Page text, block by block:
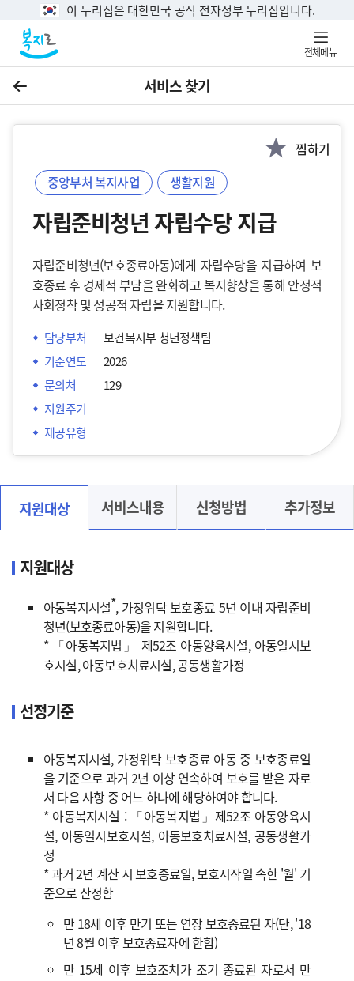
이 누리집은 대한민국 공식 전자정부 누리집입니다.
전체메뉴
이전 서비스 찾기
찜하기
중앙부처 복지사업
생활지원
자립준비청년 자립수당 지급
자립준비청년(보호종료아동)에게 자립수당을 지급하여 보
호종료 후 경제적 부담을 완화하고 복지향상을 통해 안정적
사회정착 및 성공적 자립을 지원합니다.
담당부처
보건복지부 청년정책팀
기준연도
2026
문의처
129
지원주기
제공유형
지원대상 서비스내용 신청방법 추가정보
지원대상
아동복지시설*, 가정위탁 보호종료 5년 이내 자립준비
청년(보호종료아동)을 지원합니다.
* 「아동복지법」 제52조 아동양육시설, 아동일시보
호시설, 아동보호치료시설, 공동생활가정
선정기준
아동복지시설, 가정위탁 보호종료 아동 중 보호종료일
을 기준으로 과거 2년 이상 연속하여 보호를 받은 자로
서 다음 사항 중 어느 하나에 해당하여야 합니다.
* 아동복지시설 : 「아동복지법」제52조 아동양육시
설, 아동일시보호시설, 아동보호치료시설, 공동생활가
정
* 과거 2년 계산 시 보호종료일, 보호시작일 속한 '월' 기
준으로 산정함
만 18세 이후 만기 또는 연장 보호종료된 자(단, '18
년 8월 이후 보호종료자에 한함)
만 15세 이후 보호조치가 조기 종료된 자로서 만